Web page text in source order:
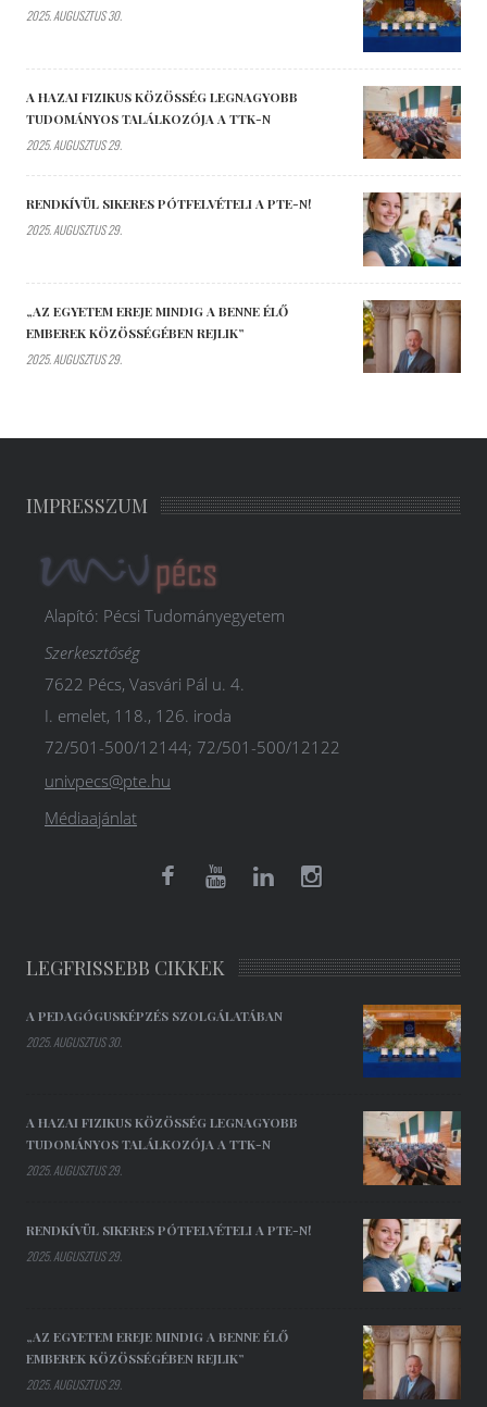
2025. AUGUSZTUS 30.
A HAZAI FIZIKUS KÖZÖSSÉG LEGNAGYOBB
TUDOMÁNYOS TALÁLKOZÓJA A TTK-N
2025. AUGUSZTUS 29.
RENDKÍVÜL SIKERES PÓTFELVÉTELI A PTE-N!
2025. AUGUSZTUS 29.
„AZ EGYETEM EREJE MINDIG A BENNE ÉLŐ
EMBEREK KÖZÖSSÉGÉBEN REJLIK”
2025. AUGUSZTUS 29.
IMPRESSZUM
Alapító: Pécsi Tudományegyetem
Szerkesztőség
7622 Pécs, Vasvári Pál u. 4.
I. emelet, 118., 126. iroda
72/501-500/12144; 72/501-500/12122
univpecs@pte.hu
Médiaajánlat
LEGFRISSEBB CIKKEK
A PEDAGÓGUSKÉPZÉS SZOLGÁLATÁBAN
2025. AUGUSZTUS 30.
A HAZAI FIZIKUS KÖZÖSSÉG LEGNAGYOBB
TUDOMÁNYOS TALÁLKOZÓJA A TTK-N
2025. AUGUSZTUS 29.
RENDKÍVÜL SIKERES PÓTFELVÉTELI A PTE-N!
2025. AUGUSZTUS 29.
„AZ EGYETEM EREJE MINDIG A BENNE ÉLŐ
EMBEREK KÖZÖSSÉGÉBEN REJLIK”
2025. AUGUSZTUS 29.